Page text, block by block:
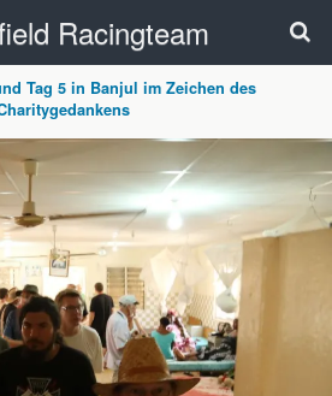
Racingteam
Tag 5 in Banjul im Zeichen des